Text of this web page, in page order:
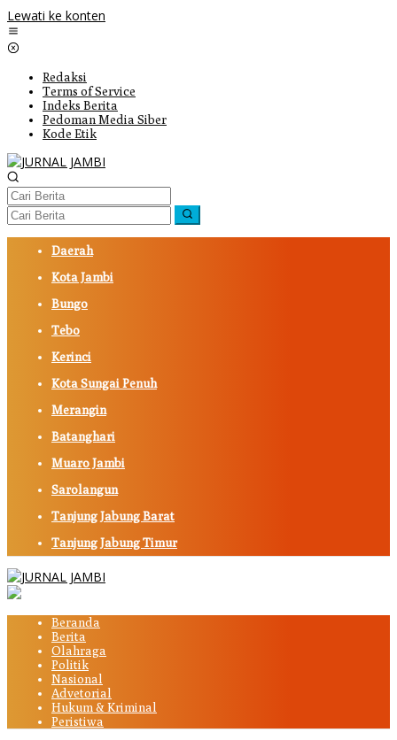
Lewati ke konten
Redaksi
Terms of Service
Indeks Berita
Pedoman Media Siber
Kode Etik
Daerah
Kota Jambi
Bungo
Tebo
Kerinci
Kota Sungai Penuh
Merangin
Batanghari
Muaro Jambi
Sarolangun
Tanjung Jabung Barat
Tanjung Jabung Timur
Beranda
Berita
Olahraga
Politik
Nasional
Advetorial
Hukum & Kriminal
Peristiwa